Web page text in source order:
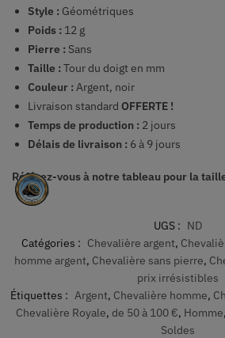
Style : Géométriques
Poids : 12 g
Pierre : Sans
Taille :Tour du doigt en mm
Couleur :Argent, noir
Livraison standard OFFERTE !
Temps de production : 2 jours
Délais de livraison : 6 à 9 jours
Référez-vous à notre tableau pour la
UGS : ND
Catégories : Chevalière argent,
homme argent, Chevalière sans pierre,
prix irrésistibles
Étiquettes : Argent, Chevalière homme,
Chevalière Royale, de 50 à 100 €, Homme,
Soldes